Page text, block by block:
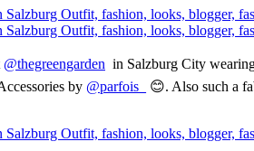
@thegreengarden in Salzburg City
by @parfois_
😊. Also such a